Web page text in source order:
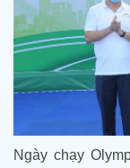
Ngày chạy